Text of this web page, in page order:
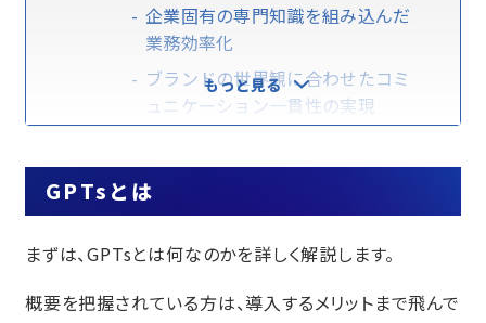
企業固有の専門知識を組み込んだ
業務効率化
ブランドの世界観に合わせたコミ
ュニケーション一貫性の実現
malna株式会社へ
設定手順
新規で作成
もっと見る
GPTsとは
まずは、GPTsとは何なのかを詳しく解説します。
概要を把握されている方は、導入するメリットまで飛んで